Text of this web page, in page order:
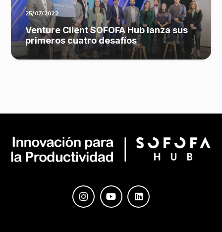
25/07/2022
Venture Client SOFOFA Hub lanza sus
primeros cuatro desafíos